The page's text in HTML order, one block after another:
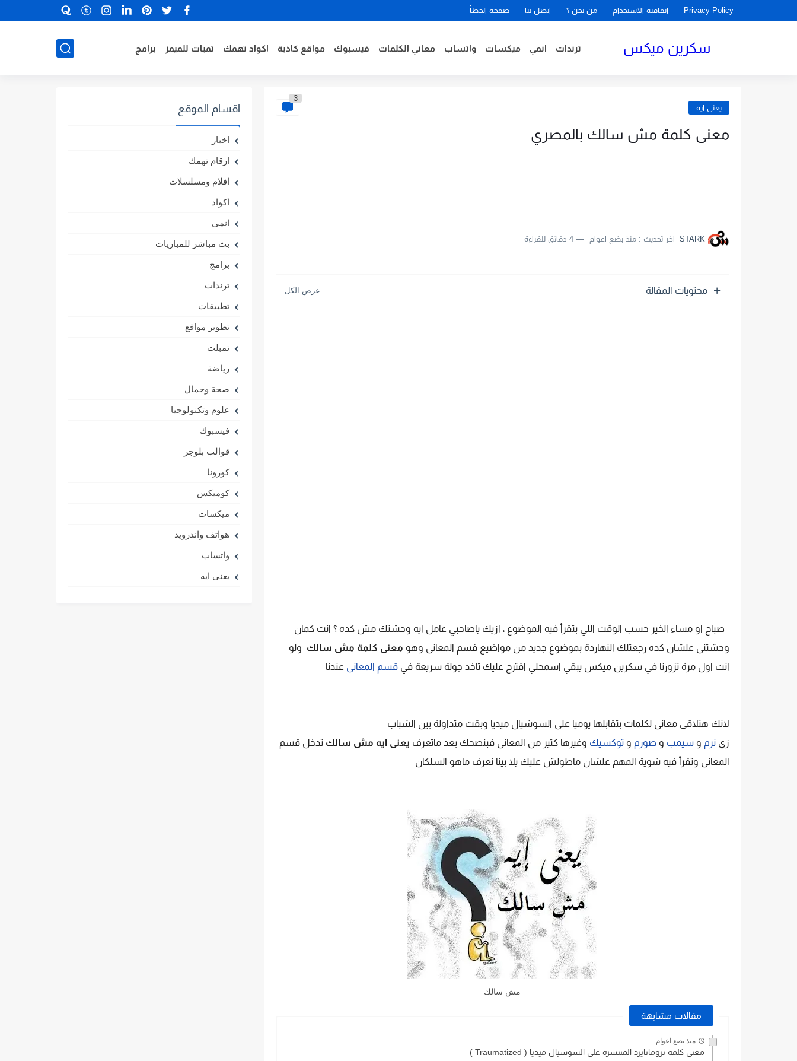
Privacy Policy اتفاقية الاستخدام من نحن ؟ اتصل بنا صفحة الخطأ
سكرين ميكس ترندات انمي ميكسات واتساب معاني الكلمات فيسبوك مواقع كاذبة اكواد تهمك تمبات للميمز برامج
يعنى ايه
3
معنى كلمة مش سالك بالمصري
STARK اخر تحديث :منذ بضع اعوام 4 دقائق للقراءة
محتويات المقالة
صباح او مساء الخير حسب الوقت اللي بتقرأ فيه الموضوع ، ازيك ياصاحبي عامل ايه وحشتك مش كده ؟ انت كمان
وحشتنى علشان كده رجعتلك النهاردة بموضوع جديد من مواضيع قسم المعانى وهو معنى كلمة مش سالك ولو
انت اول مرة تزورنا في سكرين ميكس يبقي اسمحلي اقترح عليك تاخد جولة سريعة فيقسم المعانى عندنا
لانك هتلاقي معانى لكلمات بتقابلها يوميا على السوشيال ميديا وبقت متداولة بين الشباب
زينرم وسيمب و صورم وتوكسيك وغيرها كتير من المعانى فبنصحك بعد ماتعرف يعنى ايه مش سالكتدخل قسم
المعانى وتقرأ فيه شوية المهم علشان ماطولش عليك يلا بينا نعرف ماهو السلكان
مش سالك
مقالات مشابهة
منذ بضع اعوام
معنى كلمة تروماتايزد المنتشرة على السوشيال ميديا ( Traumatized )
اقسام الموقع
اخبار
ارقام تهمك
افلام ومسلسلات
اكواد
انمى
بث مباشر للمباريات
برامج
ترندات
تطبيقات
تطوير مواقع
تمبلت
رياضة
صحة وجمال
علوم وتكنولوجيا
فيسبوك
قوالب بلوجر
كورونا
كوميكس
ميكسات
هواتف واندرويد
واتساب
يعنى ايه